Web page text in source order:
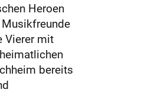
Heroen
Vierer mit
bereits